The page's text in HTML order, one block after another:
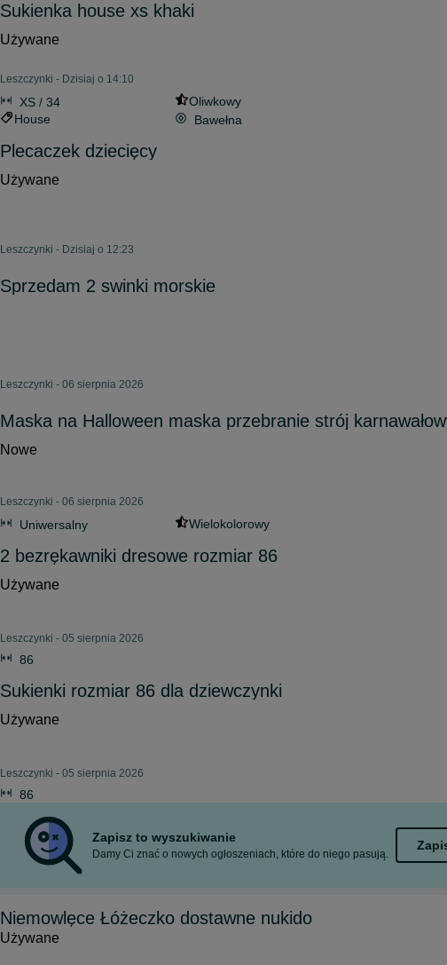
Sukienka house xs khaki
Używane
Leszczynki - Dzisiaj o 14:10
XS / 34
Oliwkowy
House
Bawełna
Plecaczek dziecięcy
Używane
Leszczynki - Dzisiaj o 12:23
Sprzedam 2 swinki morskie
Leszczynki - 06 sierpnia 2026
Maska na Halloween maska przebranie strój
Nowe
Leszczynki - 06 sierpnia 2026
Uniwersalny Wielokolorowy
2 bezrękawniki dresowe rozmiar 86
Używane
Leszczynki - 05 sierpnia 2026
86
Sukienki rozmiar 86 dla dziewczynki
Używane
Leszczynki - 05 sierpnia 2026
86
Zapisz to wyszukiwanie
Damy Ci znać o nowych ogłoszeniach, które do niego pasują.
Niemowlęce Łóżeczko dostawne nukido
Używane